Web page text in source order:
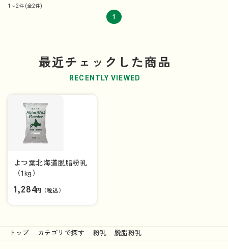
1～2件 (全2件)
1
最近チェックした商品
RECENTLY VIEWED
よつ葉北海道脱脂粉乳
（1kg）
1,284円（税込）
トップ カテゴリで探す 粉乳 脱脂粉乳